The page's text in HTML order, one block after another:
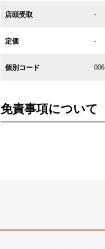
店頭受取 -
定価 -
個別コード
免責事項について
※当店では店頭販売も行っており